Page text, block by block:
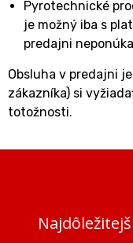
Pyrotechnické
je možný iba s
predajni
Obsluha v predajni
zákazníka) si
totožnosti.